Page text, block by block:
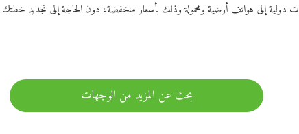
دولية إلى هواتف أرضية ومحمولة وذلك بأسعار منخفضة، دون الحاجة إلى
بحث عن المزيد من الوجهات